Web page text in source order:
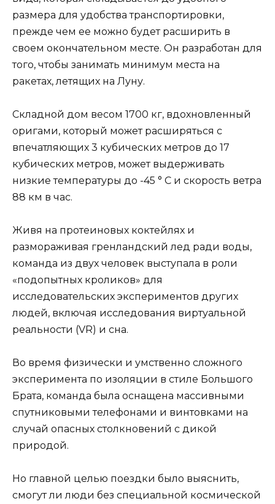
размера для удобства транспортировки,
прежде чем ее можно будет расширить в
своем окончательном месте. Он разработан для
того, чтобы занимать минимум места на
ракетах, летящих на Луну.
Складной дом весом 1700 кг, вдохновленный
оригами, который может расширяться с
впечатляющих 3 кубических метров до 17
кубических метров, может выдерживать
низкие температуры до -45 ° С и скорость ветра
88 км в час.
Живя на протеиновых коктейлях и
размораживая гренландский лед ради воды,
команда из двух человек выступала в роли
«подопытных кроликов» для
исследовательских экспериментов других
людей, включая исследования виртуальной
реальности (VR) и сна.
Во время физически и умственно сложного
эксперимента по изоляции в стиле Большого
Брата, команда была оснащена массивными
спутниковыми телефонами и винтовками на
случай опасных столкновений с дикой
природой.
Но главной целью поездки было выяснить,
смогут ли люди без специальной космической